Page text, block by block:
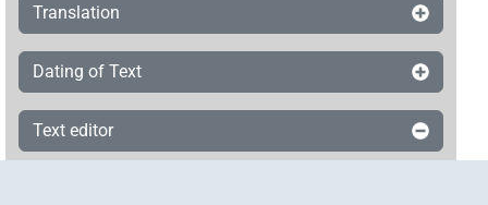
Translation
Dating of Text
Text editor